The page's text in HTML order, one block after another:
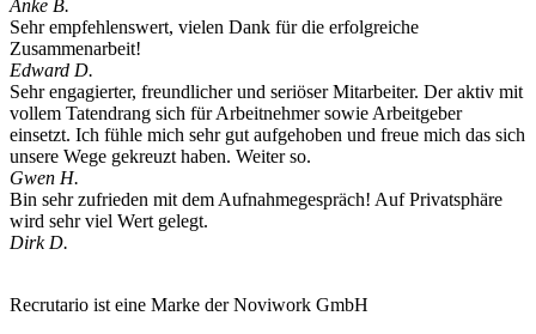
Anke B.
Sehr empfehlenswert, vielen Dank für die erfolgreiche
Zusammenarbeit!
Edward D.
Sehr engagierter, freundlicher und seriöser Mitarbeiter. Der aktiv mit
vollem Tatendrang sich für Arbeitnehmer sowie Arbeitgeber
einsetzt. Ich fühle mich sehr gut aufgehoben und freue mich das sich
unsere Wege gekreuzt haben. Weiter so.
Gwen H.
Bin sehr zufrieden mit dem Aufnahmegespräch! Auf Privatsphäre
wird sehr viel Wert gelegt.
Dirk D.
Recrutario ist eine Marke der Noviwork GmbH